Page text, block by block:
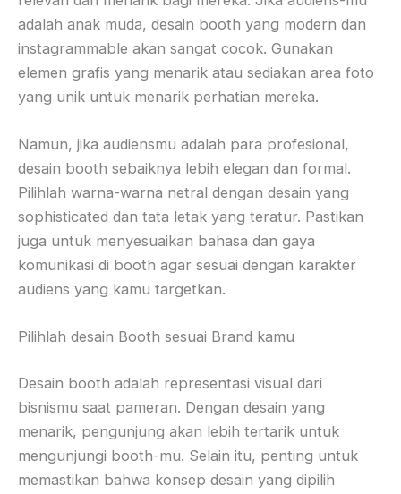
adalah anak muda, desain booth yang modern dan
instagrammable akan sangat cocok. Gunakan
elemen grafis yang menarik atau sediakan area foto
yang unik untuk menarik perhatian mereka.
Namun, jika audiensmu adalah para profesional,
desain booth sebaiknya lebih elegan dan formal.
Pilihlah warna-warna netral dengan desain yang
sophisticated dan tata letak yang teratur. Pastikan
juga untuk menyesuaikan bahasa dan gaya
komunikasi di booth agar sesuai dengan karakter
audiens yang kamu targetkan.
Pilihlah desain Booth sesuai Brand kamu
Desain booth adalah representasi visual dari
bisnismu saat pameran. Dengan desain yang
menarik, pengunjung akan lebih tertarik untuk
mengunjungi booth-mu. Selain itu, penting untuk
memastikan bahwa konsep desain yang dipilih